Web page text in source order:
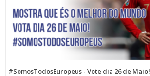
#SomosTodosEuropeus - Vote dia 26 de Maio!